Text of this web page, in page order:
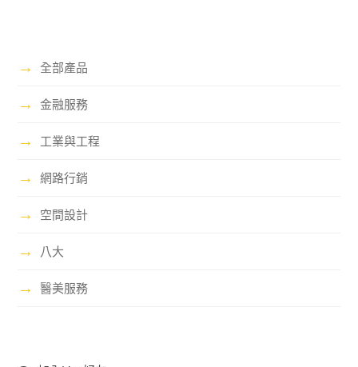
→ 全部產品
→ 金融服務
→ 工業與工程
→ 網路行銷
→ 空間設計
→ 八大
→ 醫美服務